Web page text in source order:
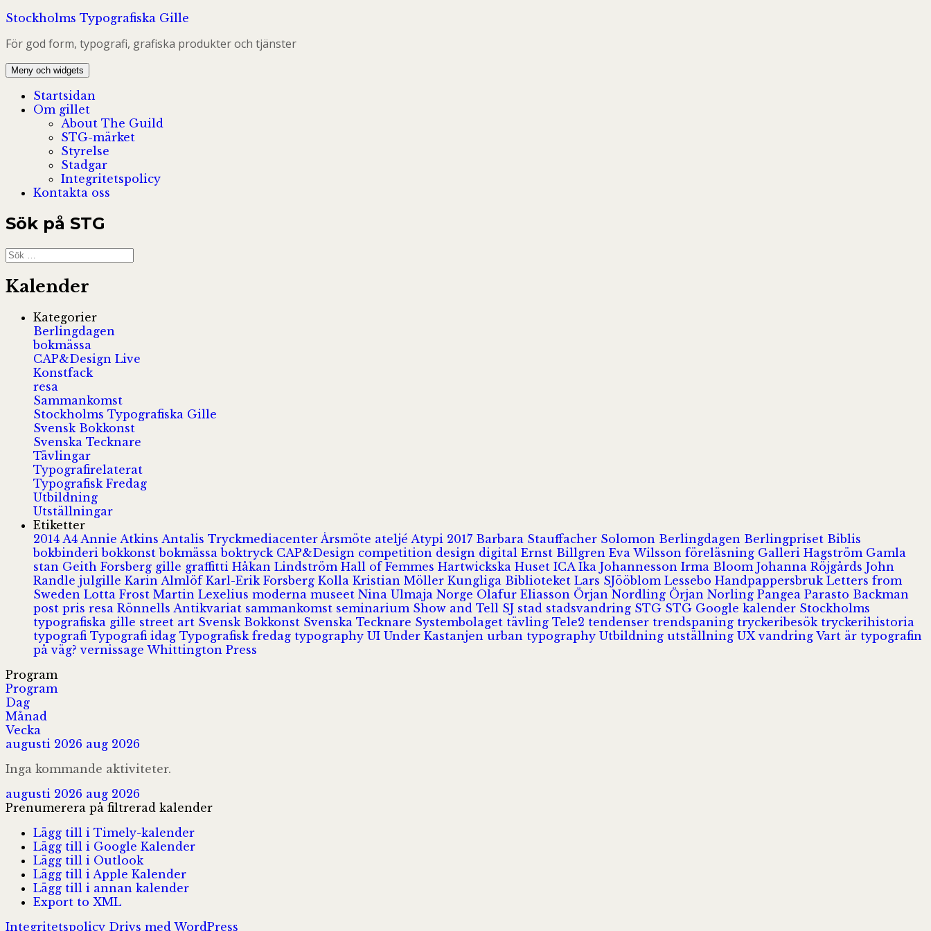
Hoppa
innehåll
Stockholms Typografiska Gille
För god form, typografi, grafiska produkter och tjänster
Meny och widgets
Startsidan
Om gillet
About The Guild
STG-märket
Styrelse
Stadgar
Integritetspolicy
Kontakta oss
Sök på STG
Sök
efter:
Kalender
Kategorier
Berlingdagen
bokmässa
CAP&Design Live
Konstfack
resa
Sammankomst
Stockholms Typografiska Gille
Svensk Bokkonst
Svenska Tecknare
Tävlingar
Typografirelaterat
Typografisk Fredag
Utbildning
Utställningar
Etiketter
2014 A4 Annie Atkins Antalis Tryckmediacenter Årsmöte ateljé Atypi 2017 Barbara Stauffacher Solomon Berlingdagen Berlingpriset Biblis
bokbinderibokkonstbokmässaboktryck CAP&Design competition design digital Ernst Billgren Eva Wilsson föreläsning Galleri Hagström Gamla
stan Geith Forsberg gille graffitti Håkan Lindström Hall of Femmes Hartwickska Huset ICA Ika Johannesson Irma Bloom Johanna Röjgårds John
Randle julgille Karin Almlöf Karl-Erik Forsberg Kolla Kristian Möller Kungliga Biblioteket Lars SJööblom Lessebo Handpappersbruk Letters from
Sweden Lotta Frost Martin Lexelius moderna museet Nina Ulmaja Norge Olafur Eliasson Örjan Nordling Örjan Norling Pangea Parasto Backman
post pris resa Rönnells Antikvariat sammankomst seminarium Show and Tell SJ stad stadsvandring STG STG Google kalender Stockholms
typografiska gille street art Svensk Bokkonst Svenska Tecknare Systembolaget tävling Tele2 tendenser trendspaning tryckeribesök tryckerihistoria
typografi Typografi idag Typografisk fredag typography UI Under Kastanjen urban typography Utbildning utställning UXvandring Vart är typografin
på väg?vernissage Whittington Press
Program
Program
Dag
Månad
Vecka
augusti 2026 aug 2026
Inga kommande aktiviteter.
augusti 2026 aug 2026
Prenumerera på filtrerad kalender
Lägg till i Timely-kalender
Lägg till i Google Kalender
Lägg till i Outlook
Lägg till i Apple Kalender
Lägg till i annan kalender
Export to XML
Integritetspolicy Drivs med WordPress